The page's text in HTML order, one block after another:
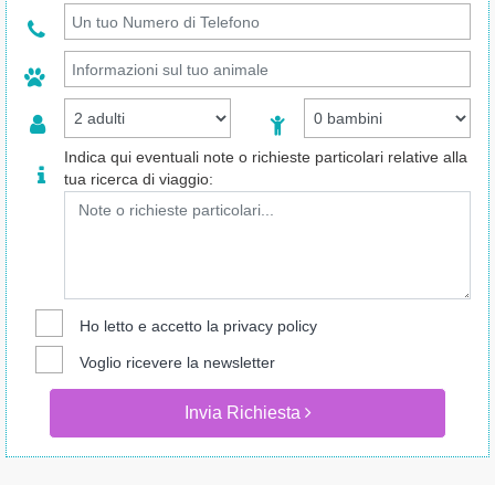
Indica qui eventuali note o richieste particolari relative alla
tua ricerca di viaggio:
Ho letto e accetto la privacy policy
Voglio ricevere la newsletter
Invia Richiesta